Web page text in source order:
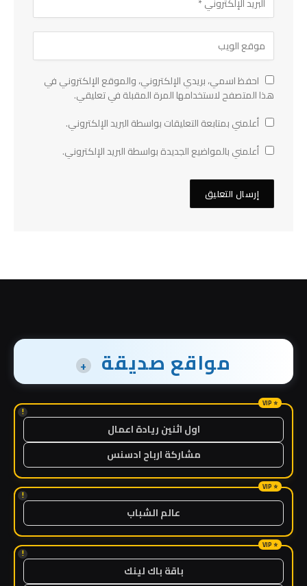
احفظ اسمي، بريدي الإلكتروني، والموقع الإلكتروني في
هذا المتصفح لاستخدامها المرة المقبلة في تعليقي.
أعلمني بمتابعة التعليقات بواسطة البريد الإلكتروني.
أعلمني بالمواضيع الجديدة بواسطة البريد الإلكتروني.
مواقع صديقة +
!
اول اثنين ريادة اعمال
مشاركة ارباح ادسنس
!
عالم الشباب
!
باقة باك لينك